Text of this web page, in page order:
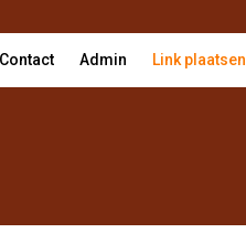
Contact Admin Link plaatsen